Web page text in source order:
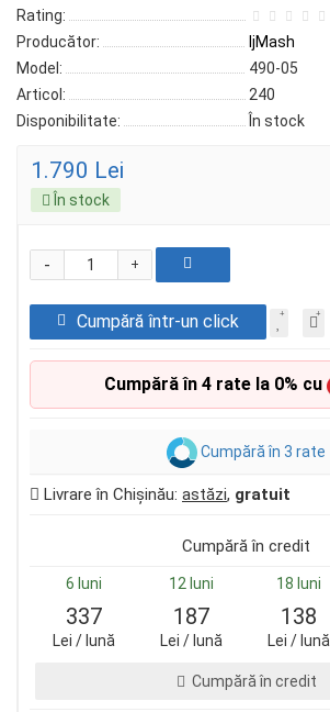
Rating:
Producător:
IjMash
Model:
490-05
Articol:
240
Disponibilitate:
În stock
1.790 Lei
În stock
+
-
Cumpără într-un click
Cumpără în 4 rate la 0% cu
Cumpără în 3 rate
Livrare în Chișinău: astăzi, gratuit
Cumpără în credit
6 luni 12 luni 18 luni
337
Lei / lună
187
Lei / lună
138
Lei / lună
Cumpără în credit